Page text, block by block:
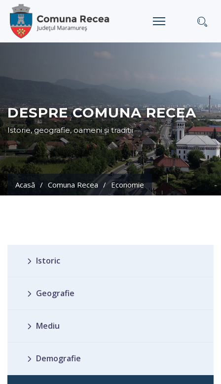
DESPRE COMUNA RECEA
Istorie, geografie, oameni și tradiții
Acasă Comuna Recea Economie
Istoric
Geografie
Mediu
Demografie